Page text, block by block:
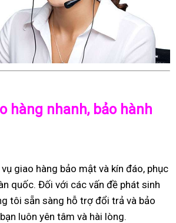
hàng nhanh, bảo hành
giao hàng bảo mật và kín đáo, phục
quốc. Đối với các vấn đề phát sinh
tôi sẵn sàng hỗ trợ đổi trả và bảo
luôn yên tâm và hài lòng.